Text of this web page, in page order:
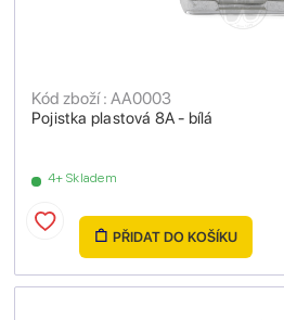
Pojistka plastová 8A - bílá
Kód zboží : AA0003
4+ Skladem
PŘIDAT DO KOŠÍKU